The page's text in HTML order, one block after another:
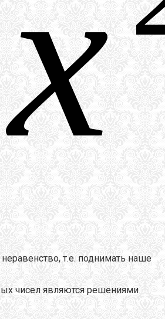
т.е. поднимать наше
чисел являются решениями